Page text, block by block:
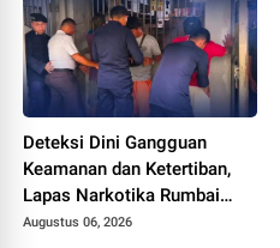
Deteksi Dini Gangguan
Keamanan dan Ketertiban,
Lapas Narkotika Rumbai
Gelar Razia Rutin Blok
Augustus 06, 2026